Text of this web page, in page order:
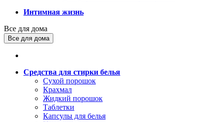
Интимная жизнь
Все для дома
Все для дома
Средства для стирки белья
Сухой порошок
Крахмал
Жидкий порошок
Таблетки
Капсулы для белья